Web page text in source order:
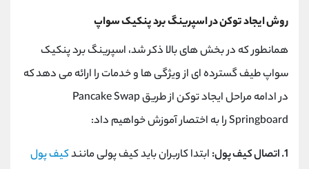
روش ایجاد توکن در اسپرینگ برد پنکیک سواپ
همانطور که در بخش های بالا ذکر شد، اسپرینگ برد پنکیک
سواپ طیف گسترده ای از ویژگی ها و خدمات را ارائه می دهد که
در ادامه مراحل ایجاد توکن از طریق Pancake Swap
Springboard را به اختصار آموزش خواهیم داد:
1. اتصال کیف پول:
ابتدا کاربران باید کیف پولی مانندکیف پول